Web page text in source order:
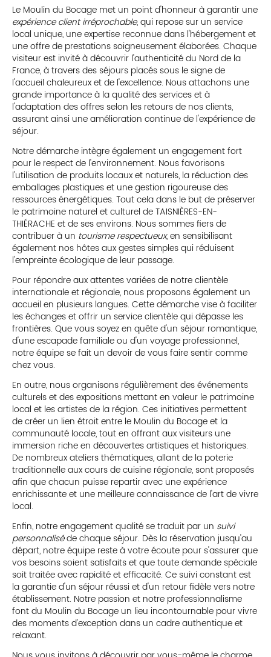
Le Moulin du Bocage met un point d'honneur à garantir une
expérience client irréprochable, qui repose sur un service
local unique, une expertise reconnue dans l'hébergement et
une offre de prestations soigneusement élaborées. Chaque
visiteur est invité à découvrir l'authenticité du Nord de la
France, à travers des séjours placés sous le signe de
l'accueil chaleureux et de l'excellence. Nous attachons une
grande importance à la qualité des services et à
l'adaptation des offres selon les retours de nos clients,
assurant ainsi une amélioration continue de l'expérience de
séjour.
Notre démarche intègre également un engagement fort
pour le respect de l'environnement. Nous favorisons
l'utilisation de produits locaux et naturels, la réduction des
emballages plastiques et une gestion rigoureuse des
ressources énergétiques. Tout cela dans le but de préserver
le patrimoine naturel et culturel de TAISNIÈRES-EN-
THIÉRACHE et de ses environs. Nous sommes fiers de
contribuer à un tourisme respectueux, en sensibilisant
également nos hôtes aux gestes simples qui réduisent
l'empreinte écologique de leur passage.
Pour répondre aux attentes variées de notre clientèle
internationale et régionale, nous proposons également un
accueil en plusieurs langues. Cette démarche vise à faciliter
les échanges et offrir un service clientèle qui dépasse les
frontières. Que vous soyez en quête d'un séjour romantique,
d'une escapade familiale ou d'un voyage professionnel,
notre équipe se fait un devoir de vous faire sentir comme
chez vous.
En outre, nous organisons régulièrement des événements
culturels et des expositions mettant en valeur le patrimoine
local et les artistes de la région. Ces initiatives permettent
de créer un lien étroit entre le Moulin du Bocage et la
communauté locale, tout en offrant aux visiteurs une
immersion riche en découvertes artistiques et historiques.
De nombreux ateliers thématiques, allant de la poterie
traditionnelle aux cours de cuisine régionale, sont proposés
afin que chacun puisse repartir avec une expérience
enrichissante et une meilleure connaissance de l'art de vivre
local.
Enfin, notre engagement qualité se traduit par un suivi
personnaliséde chaque séjour. Dès la réservation jusqu'au
départ, notre équipe reste à votre écoute pour s'assurer que
vos besoins soient satisfaits et que toute demande spéciale
soit traitée avec rapidité et efficacité. Ce suivi constant est
la garantie d'un séjour réussi et d'un retour fidèle vers notre
établissement. Notre passion et notre professionnalisme
font du Moulin du Bocage un lieu incontournable pour vivre
des moments d'exception dans un cadre authentique et
relaxant.